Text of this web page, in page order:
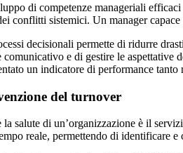
di competenze manageriali
conflitti sistemici. Un manager
decisionali permette di ridurre
e di gestire le aspettative
un indicatore di performance
del turnover
salute di un’organizzazione è il
reale, permettendo di identificare